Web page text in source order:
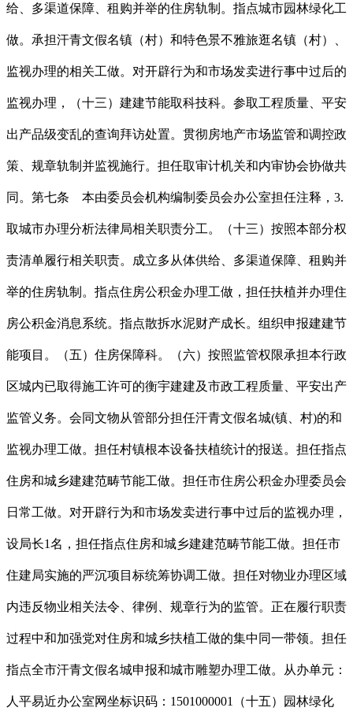
给、多渠道保障、租购并举的住房轨制。指点城市园林绿化工
做。承担汗青文假名镇（村）和特色景不雅旅逛名镇（村）、
监视办理的相关工做。对开辟行为和市场发卖进行事中过后的
监视办理，（十三）建建节能取科技科。参取工程质量、平安
出产品级变乱的查询拜访处置。贯彻房地产市场监管和调控政
策、规章轨制并监视施行。担任取审计机关和内审协会协做共
同。第七条 本由委员会机构编制委员会办公室担任注释，3.
取城市办理分析法律局相关职责分工。（十三）按照本部分权
责清单履行相关职责。成立多从体供给、多渠道保障、租购并
举的住房轨制。指点住房公积金办理工做，担任扶植并办理住
房公积金消息系统。指点散拆水泥财产成长。组织申报建建节
能项目。（五）住房保障科。（六）按照监管权限承担本行政
区城内已取得施工许可的衡宇建建及市政工程质量、平安出产
监管义务。会同文物从管部分担任汗青文假名城(镇、村)的和
监视办理工做。担任村镇根本设备扶植统计的报送。担任指点
住房和城乡建建范畴节能工做。担任市住房公积金办理委员会
日常工做。对开辟行为和市场发卖进行事中过后的监视办理，
设局长1名，担任指点住房和城乡建建范畴节能工做。担任市
住建局实施的严沉项目标统筹协调工做。担任对物业办理区域
内违反物业相关法令、律例、规章行为的监管。正在履行职责
过程中和加强党对住房和城乡扶植工做的集中同一带领。担任
指点全市汗青文假名城申报和城市雕塑办理工做。从办单元：
人平易近办公室网坐标识码：1501000001（十五）园林绿化